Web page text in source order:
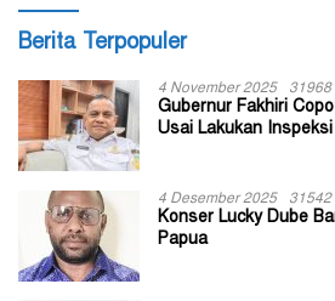
Berita Terpopuler
4 November 2025 31968
Gubernur Fakhiri
Usai Lakukan
4 Desember 2025 31542
Konser Lucky Dube
Papua